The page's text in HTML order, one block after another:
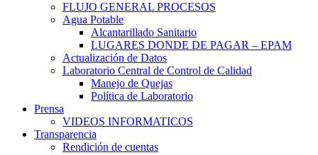
FLUJO GENERAL PROCESOS
Agua Potable
Alcantarillado Sanitario
LUGARES DONDE DE PAGAR – EPAM
Actualización de Datos
Laboratorio Central de Control de Calidad
Manejo de Quejas
Política de Laboratorio
Prensa
VIDEOS INFORMATICOS
Transparencia
Rendición de cuentas